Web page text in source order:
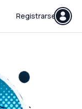
Registrarse